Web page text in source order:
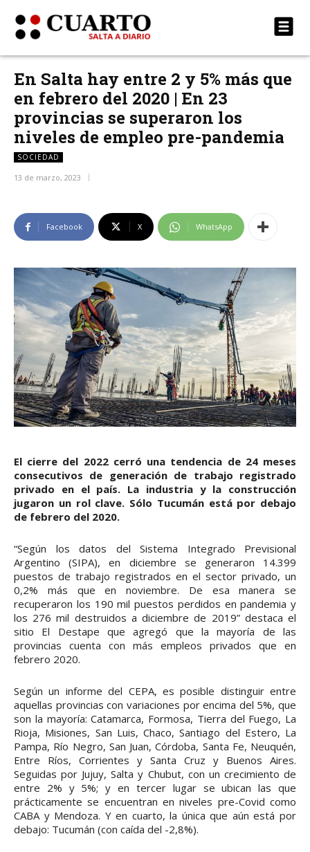
En Salta hay entre 2 y 5% más que
en febrero del 2020 | En 23
provincias se superaron los
niveles de empleo pre-pandemia
SOCIEDAD
13 de marzo, 2023
Facebook X WhatsApp
El cierre del 2022 cerró una tendencia de 24 meses
consecutivos de generación de trabajo registrado
privado en el país. La industria y la construcción
jugaron un rol clave. Sólo Tucumán está por debajo
de febrero del 2020.
“Según los datos del Sistema Integrado Previsional
Argentino (SIPA), en diciembre se generaron 14.399
puestos de trabajo registrados en el sector privado, un
0,2% más que en noviembre. De esa manera se
recuperaron los 190 mil puestos perdidos en pandemia y
los 276 mil destruidos a diciembre de 2019” destaca el
sitio El Destape que agregó que la mayoría de las
provincias cuenta con más empleos privados que en
febrero 2020.
Según un informe del CEPA, es posible distinguir entre
aquellas provincias con variaciones por encima del 5%, que
son la mayoría: Catamarca, Formosa, Tierra del Fuego, La
Rioja, Misiones, San Luis, Chaco, Santiago del Estero, La
Pampa, Río Negro, San Juan, Córdoba, Santa Fe, Neuquén,
Entre Ríos, Corrientes y Santa Cruz y Buenos Aires.
Seguidas por Jujuy, Salta y Chubut, con un crecimiento de
entre 2% y 5%; y en tercer lugar se ubican las que
prácticamente se encuentran en niveles pre-Covid como
CABA y Mendoza. Y en cuarto, la única que aún está por
debajo: Tucumán (con caída del -2,8%).